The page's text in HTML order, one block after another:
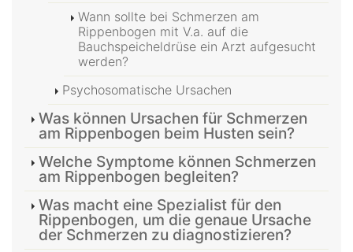
Wann sollte bei Schmerzen am
Rippenbogen mit V.a. auf die
Bauchspeicheldrüse ein Arzt aufgesucht
werden?
Psychosomatische Ursachen
Was können Ursachen für Schmerzen
am Rippenbogen beim Husten sein?
Welche Symptome können Schmerzen
am Rippenbogen begleiten?
Was macht eine Spezialist für den
Rippenbogen, um die genaue Ursache
der Schmerzen zu diagnostizieren?